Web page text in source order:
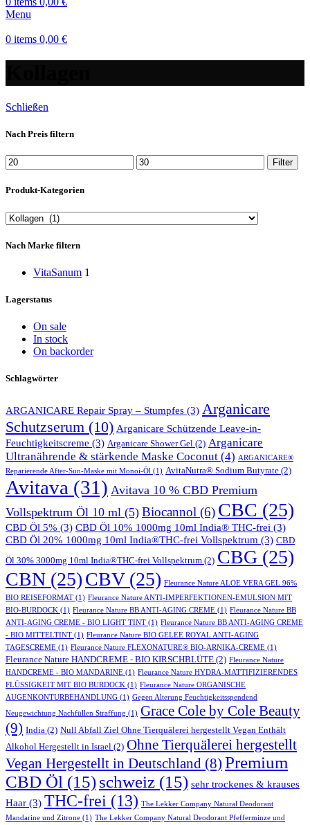
Menu
0 items 0,00 €
Schließen
Nach Preis filtern
Min.
Preis
Max.
Preis
Filter
Produkt-Kategorien
Nach Marke filtern
VitaSanum 1
Lagerstatus
On sale
In stock
On backorder
Schlagwörter
ARGANICARE Repair Spray – Stumpfes (3) Arganicare
Schutzserum (10) Arganicare Schützende Leave-in-
Feuchtigkeitscreme (3) Arganicare Shower Gel (2) Arganicare
Ultranährende & stärkende Maske Coconut (4) ARGANICARE®
Reparierende After-Sun-Maske mit Monoi-Öl (1) AvitaNutra® Sodium Butyrate (2)
Avitava (31) Avitava 10 % CBD Premium
Vollspektrum Öl 10 ml (5) Biocannol (6) CBC (25)
CBD Öl 5% (3) CBD Öl 10% 1000mg 10ml India® THC-frei (3)
CBD Öl 20% 1000mg 10ml India®THC-frei Vollspektrum (3) CBD
Öl 30% 3000mg 10ml India®THC-frei Vollspektrum (2) CBG (25)
CBN (25)CBV(25) Fleurance Nature ALOE VERA GEL 96%
BIO REISEFORMAT (1) Fleurance Nature ANTI-IMPERFEKTIONEN-EMULSION MIT
BIO-BURDOCK (1) Fleurance Nature BB ANTI-AGING CREME (1) Fleurance Nature BB
ANTI-AGING CREME - BIO LIGHT TINT (1) Fleurance Nature BB ANTI-AGING CREME
- BIO MITTELTINT (1) Fleurance Nature BIO GELEE ROYAL ANTI-AGING
TAGESCREME (1) Fleurance Nature FLEXONATURE® BIO-ARNIKA-CREME (1)
Fleurance Nature HANDCREME - BIO KIRSCHBLÜTE (2) Fleurance Nature
HANDCREME - BIO MANDARINE (1) Fleurance Nature HYDRA-MATTIFIZIERENDES
FLÜSSIGKEIT MIT BIO BURDOCK (1) Fleurance Nature ORGANISCHE
AUGENKONTURBEHANDLUNG (1) Gegen Alterung Feuchtigkeitsspendend
Neugewichtung Nachfüllen Straffung (1) Grace Cole by Cole Beauty
(9) India (2) Null Abfall Ziel Ohne Tierquälerei hergestellt Vegan Enthält
Alkohol Hergestellt in Israel (2) Ohne Tierquälerei hergestellt
Vegan Hergestellt in Deutschland (8) Premium
CBD Öl (15)schweiz (15) sehr trockenes & krauses
Haar (3) THC-frei (13) The Lekker Company Natural Deodorant
Mandarine und Zitrone (1) The Lekker Company Natural Deodorant Pfefferminze und